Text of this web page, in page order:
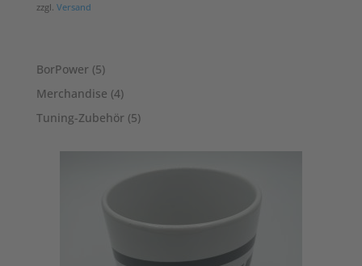
zzgl. Versand
BorPower 55
Produkte
Merchandise 44
Produkte
Tuning-Zubehör 55